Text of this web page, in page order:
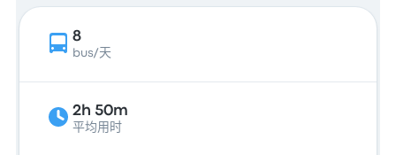
8
bus/天
2h 50m
平均用时